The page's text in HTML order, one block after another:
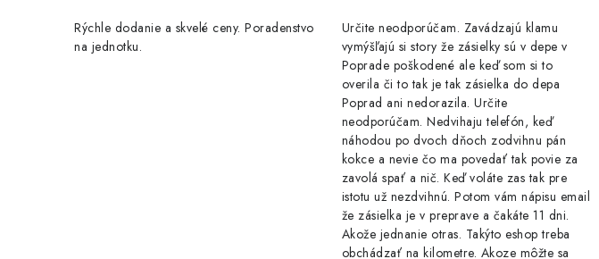
Rýchle dodanie a skvelé ceny. Poradenstvo
na jednotku.
Určite neodporúčam. Zavádzajú klamu
vymýšľajú si story že zásielky sú v depe v
Poprade poškodené ale keď som si to
overila či to tak je tak zásielka do depa
Poprad ani nedorazila. Určite
neodporúčam. Nedvihaju telefón, keď
náhodou po dvoch dňoch zodvihnu pán
kokce a nevie čo ma povedať tak povie za
zavolá spať a nič. Keď voláte zas tak pre
istotu už nezdvihnú. Potom vám nápisu email
že zásielka je v preprave a čakáte 11 dni.
Akože jednanie otras. Takýto eshop treba
obchádzať na kilometre. Akoze môžte sa